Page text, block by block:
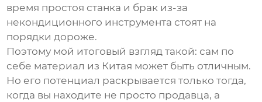
время простоя станка и брак из-за
некондиционного инструмента стоят на
порядки дороже.
Поэтому мой итоговый взгляд такой: сам по
себе материал из Китая может быть отличным.
Но его потенциал раскрывается только тогда,
когда вы находите не просто продавца, а